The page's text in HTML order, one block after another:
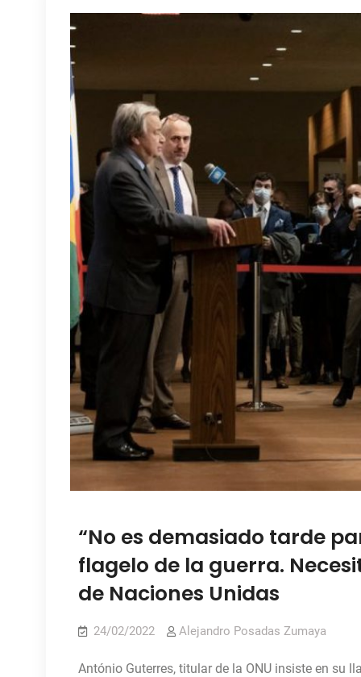
“No es demasiado tarde
flagelo de la guerra.
de Naciones Unidas
24/02/2022 Alejandro Posadas Zumaya
António Guterres, titular de la ONU insiste en su